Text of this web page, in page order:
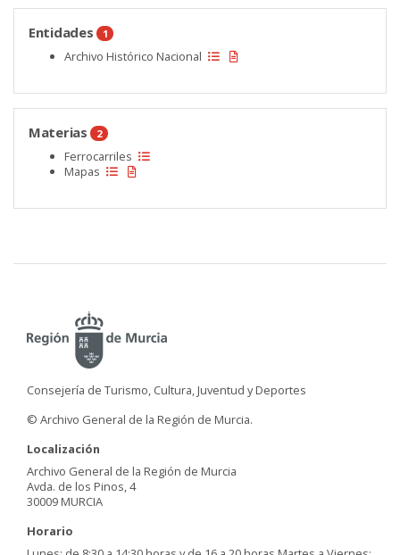
Entidades 1
Archivo Histórico Nacional
Materias 2
Ferrocarriles
Mapas
Consejería de Turismo, Cultura, Juventud y Deportes
© Archivo General de la Región de Murcia.
Localización
Archivo General de la Región de Murcia
Avda. de los Pinos, 4
30009 MURCIA
Horario